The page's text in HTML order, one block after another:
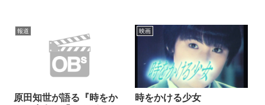
報道
原田知世が語る『時をか
映画
時をかける少女